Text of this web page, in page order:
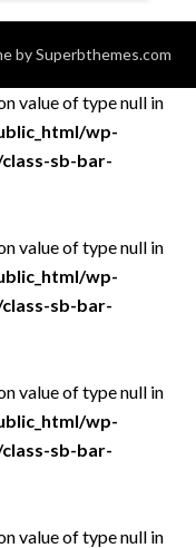
bySuperbthemes.com
value of type null in
wp-
sb-bar-
value of type null in
wp-
sb-bar-
value of type null in
wp-
sb-bar-
value of type null in